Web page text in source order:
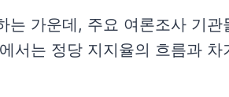
는 가운데, 주요 여론조사 기관
서는 정당 지지율의 흐름과 차